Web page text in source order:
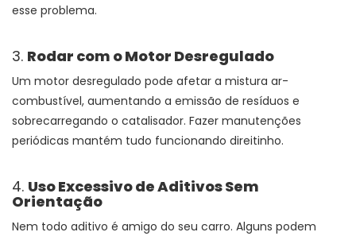
esse problema.
3. Rodar com o Motor Desregulado
Um motor desregulado pode afetar a mistura ar-
combustível, aumentando a emissão de resíduos e
sobrecarregando o catalisador. Fazer manutenções
periódicas mantém tudo funcionando direitinho.
4. Uso Excessivo de Aditivos Sem
Orientação
Nem todo aditivo é amigo do seu carro. Alguns podem